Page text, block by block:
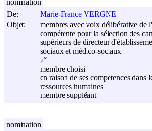
De:
Marie-France VERGNE
Objet:
membres avec voix délibérative de
compétente pour la sélection des
supérieurs de directeur
sociaux et médico-sociaux
2°
membre choisi
en raison de ses compétences dans
ressources humaines
membre suppléant
nomination
nomination